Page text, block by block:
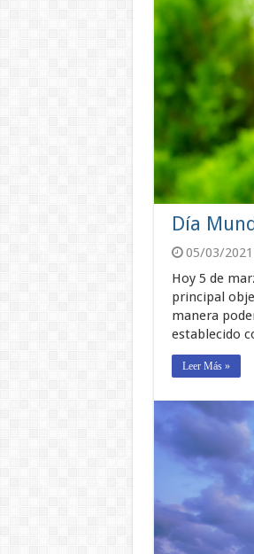
Día
05/03/2021
Hoy 5 de
principal
manera
establecido
Leer Más »